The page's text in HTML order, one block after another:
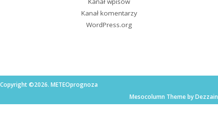
Kanał komentarzy
WordPress.org
Copyright ©2026. METEOprognoza
Mesocolumn Theme by Dezzain